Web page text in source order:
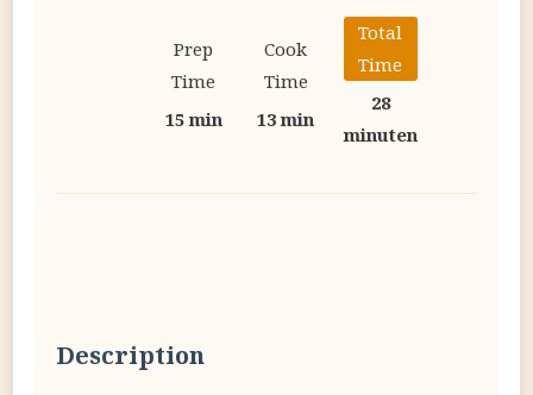
Prep
Time
15 min
Cook
Time
13 min
Total
Time
28
minuten
Description